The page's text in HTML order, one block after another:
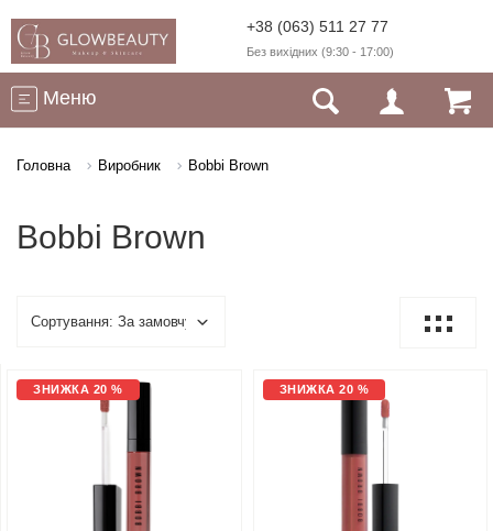
+38 (063) 511 27 77
Без вихідних (9:30 - 17:00)
Меню
Головна Виробник Bobbi Brown
Bobbi Brown
ЗНИЖКА 20 % ЗНИЖКА 20 %